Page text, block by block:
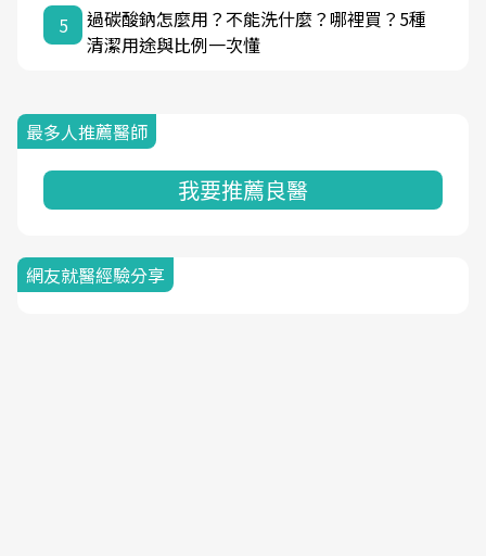
5
過碳酸鈉怎麼用？不能洗什麼？哪裡買？5種
清潔用途與比例一次懂
最多人推薦醫師
我要推薦良醫
網友就醫經驗分享